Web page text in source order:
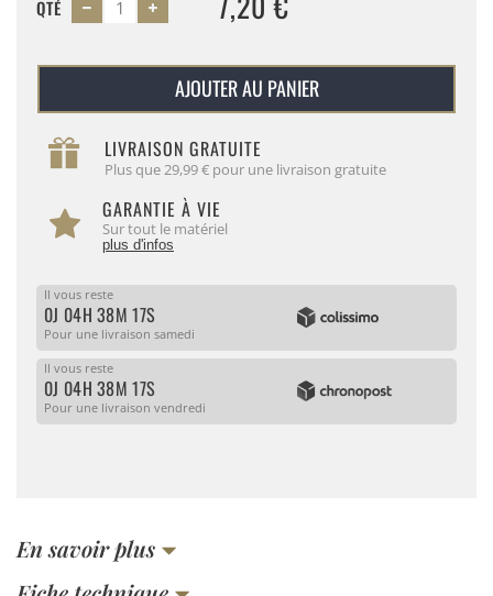
QTÉ
AJOUTER AU PANIER
LIVRAISON GRATUITE
Plus que 29,99 € pour une livraison gratuite
GARANTIE À VIE
Sur tout le matériel
plus d'infos
Il vous reste
0J 04H 38M 17S
Pour une livraison samedi
Il vous reste
0J 04H 38M 17S
Pour une livraison vendredi
En savoir plus